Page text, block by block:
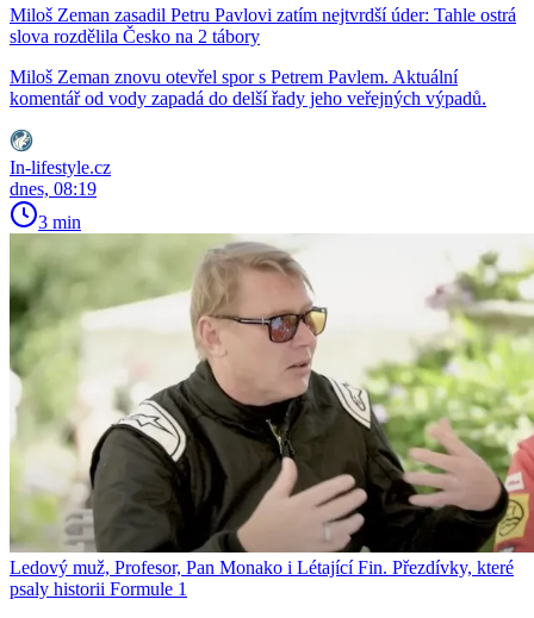
Miloš Zeman zasadil Petru Pavlovi zatím nejtvrdší úder: Tahle ostrá
slova rozdělila Česko na 2 tábory
Miloš Zeman znovu otevřel spor s Petrem Pavlem. Aktuální
komentář od vody zapadá do delší řady jeho veřejných výpadů.
In-lifestyle.cz
dnes, 08:19
3 min
Ledový muž, Profesor, Pan Monako i Létající Fin. Přezdívky, které
psaly historii Formule 1